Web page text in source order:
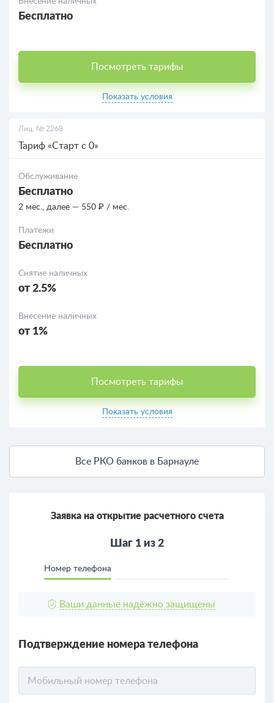
Бесплатно
Посмотреть тарифы
Показать условия
Лиц. № 2268
Тариф «Старт с 0»
Обслуживание
Бесплатно
2 мес., далее — 550 ₽ / мес.
Платежи
Бесплатно
Снятие наличных
от 2.5%
Внесение наличных
от 1%
Посмотреть тарифы
Показать условия
Все РКО банков в Барнауле
Заявка на открытие расчетного счета
Шаг 1 из 2
Номер телефона
Ваши данные надёжно защищены
Подтверждение номера телефона
Мобильный номер телефона